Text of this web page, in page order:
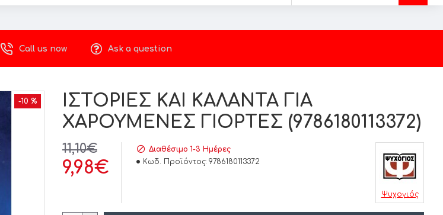
Call us now Ask a question
-10 %
ΙΣΤΟΡΙΕΣ ΚΑΙ ΚΑΛΑΝΤΑ ΓΙΑ
ΧΑΡΟΥΜΕΝΕΣ ΓΙΟΡΤΕΣ (9786180113372)
9,98€
11,10€
Διαθέσιμο 1-3 Ημέρες
Κωδ. Προϊόντος: 9786180113372
Ψυχογιός